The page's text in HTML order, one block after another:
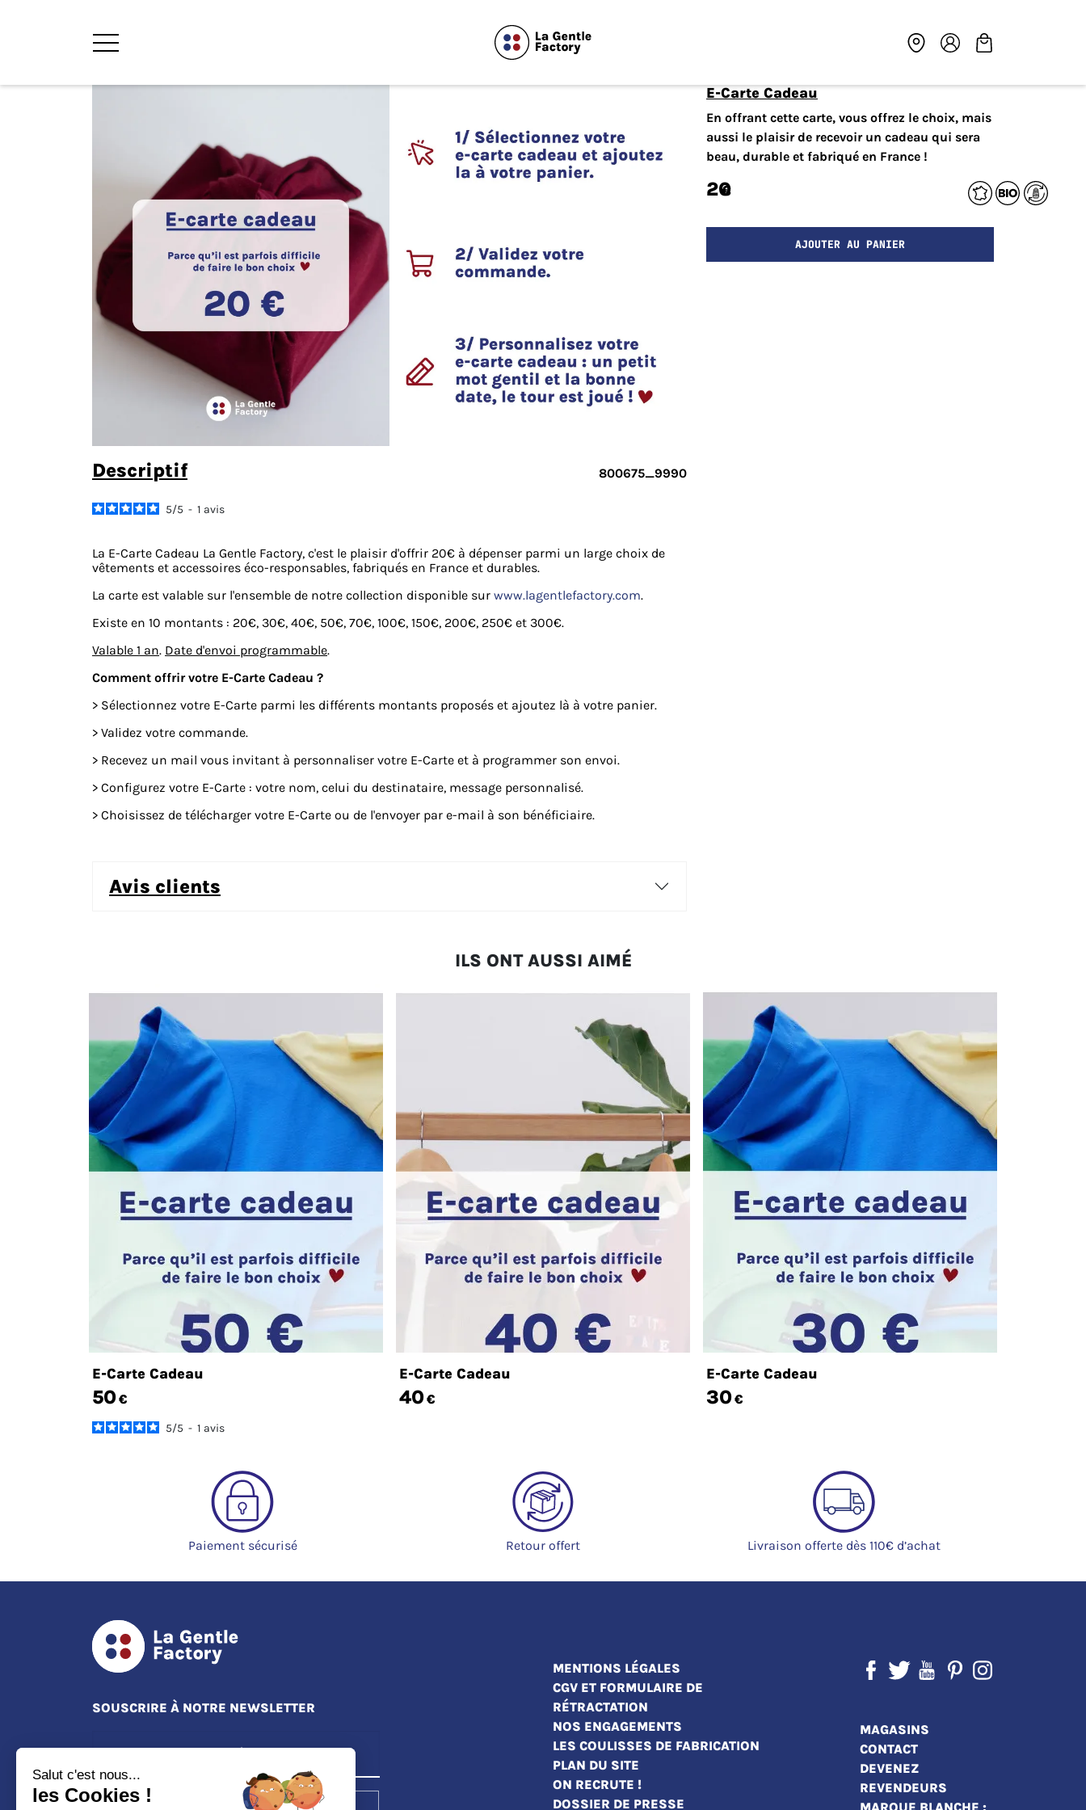
E-Carte Cadeau
En offrant cette carte, vous offrez le choix, mais
aussi le plaisir de recevoir un cadeau qui sera
beau, durable et fabriqué en France !
20
€
AJOUTER AU PANIER
descriptif 800675_9990
5/5 - 1 avis
La E-Carte Cadeau La Gentle Factory, c'est le plaisir d'offrir 20€ à dépenser parmi un large choix de
vêtements et accessoires éco-responsables, fabriqués en France et durables.
La carte est valable sur l'ensemble de notre collection disponible sur www.lagentlefactory.com.
Existe en 10 montants : 20€, 30€, 40€, 50€, 70€, 100€, 150€, 200€, 250€ et 300€.
Valable 1 an. Date d'envoi programmable.
Comment offrir votre E-Carte Cadeau ?
> Sélectionnez votre E-Carte parmi les différents montants proposés et ajoutez là à votre panier.
> Validez votre commande.
> Recevez un mail vous invitant à personnaliser votre E-Carte et à programmer son envoi.
> Configurez votre E-Carte : votre nom, celui du destinataire, message personnalisé.
> Choisissez de télécharger votre E-Carte ou de l'envoyer par e-mail à son bénéficiaire.
avis clients
ILS ONT AUSSI AIMÉ
E-Carte Cadeau
50€
5/5 - 1 avis
E-Carte Cadeau
40€
E-Carte Cadeau
30€
Paiement sécurisé Retour offert Livraison offerte dès 110€ d’achat
SOUSCRIRE À NOTRE NEWSLETTER
MENTIONS LÉGALES
CGV ET FORMULAIRE DE
RÉTRACTATION
NOS ENGAGEMENTS
LES COULISSES DE FABRICATION
PLAN DU SITE
ON RECRUTE !
DOSSIER DE PRESSE
MAGASINS
CONTACT
DEVENEZ
REVENDEURS
Salut c'est nous...
les Cookies !